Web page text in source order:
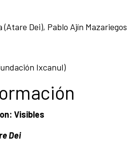
Dei), Pablo Ajín
Ixcanul)
Visibles
Dei